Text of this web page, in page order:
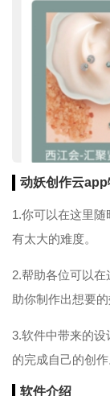
动妖创作云app
1.你可以在这里
有太大的难度。
2.帮助各位可以
助你制作出想要的
3.软件中带来的
的完成自己的创作
软件介绍